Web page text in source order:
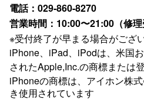
電話：029-860-8270
営業時間：10:00〜21:00（修理
※受付終了が早まる場合がござ
iPhone、iPad、iPodは、米国
されたApple,Inc.の商標または
iPhoneの商標は、アイホン株
き使用されています